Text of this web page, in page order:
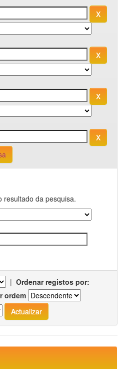
resultado da pesquisa.
| Ordenar registos por:
ordem